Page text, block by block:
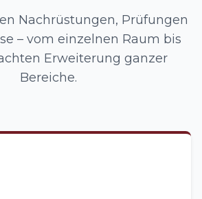
Nachrüstungen, Prüfungen
– vom einzelnen Raum bis
Erweiterung ganzer
Bereiche.